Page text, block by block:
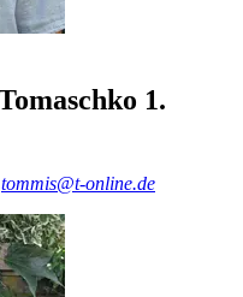
1.
tommis@t-online.de